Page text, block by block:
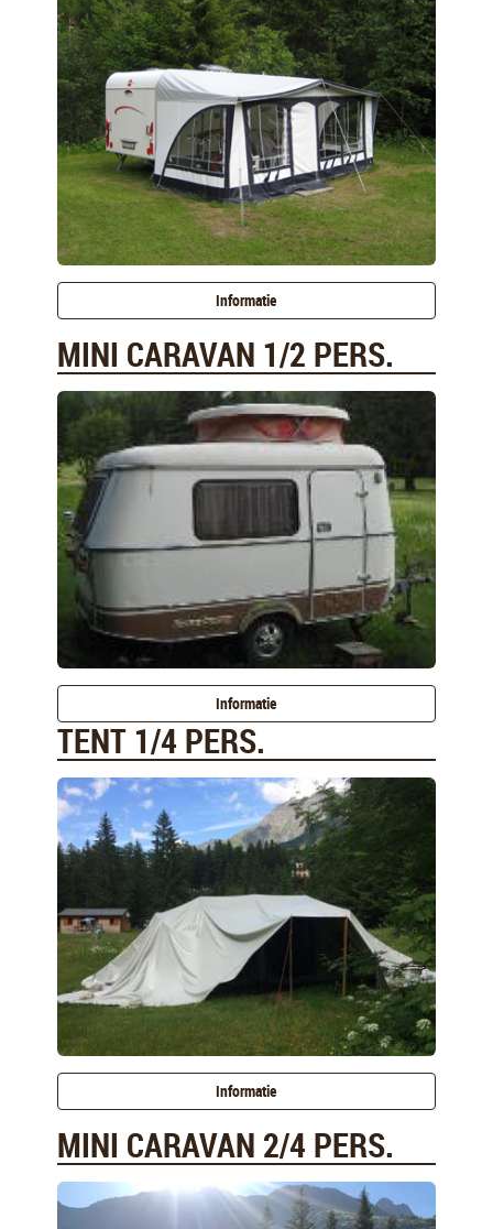
Informatie
MINI CARAVAN 1/2 PERS.
Informatie
TENT 1/4 PERS.
Informatie
MINI CARAVAN 2/4 PERS.